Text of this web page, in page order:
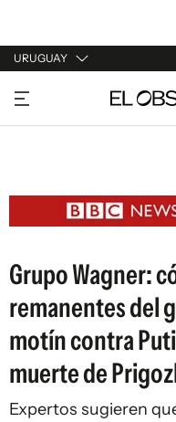
URUGUAY
URUGUAY
ARGENTINA
ESTADOS UNIDOS
Grupo Wagner:
remanentes del
motín contra
muerte de
Expertos sugieren